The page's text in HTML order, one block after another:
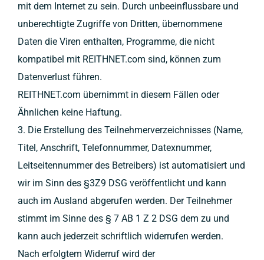
mit dem Internet zu sein. Durch unbeeinflussbare und
unberechtigte Zugriffe von Dritten, übernommene
Daten die Viren enthalten, Programme, die nicht
kompatibel mit REITHNET.com sind, können zum
Datenverlust führen.
REITHNET.com übernimmt in diesem Fällen oder
Ähnlichen keine Haftung.
3. Die Erstellung des Teilnehmerverzeichnisses (Name,
Titel, Anschrift, Telefonnummer, Datexnummer,
Leitseitennummer des Betreibers) ist automatisiert und
wir im Sinn des §3Z9 DSG veröffentlicht und kann
auch im Ausland abgerufen werden. Der Teilnehmer
stimmt im Sinne des § 7 AB 1 Z 2 DSG dem zu und
kann auch jederzeit schriftlich widerrufen werden.
Nach erfolgtem Widerruf wird der